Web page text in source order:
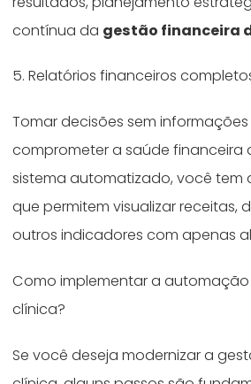
contínua da gestão financeira
5. Relatórios financeiros
Tomar decisões sem
comprometer a saúde financeira
sistema automatizado, você tem
que permitem visualizar receitas,
outros indicadores com apenas
Como implementar a
clínica?
Se você deseja modernizar a